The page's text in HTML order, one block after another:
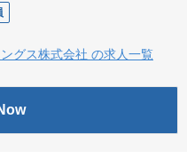
グス株式会社 の求人一覧